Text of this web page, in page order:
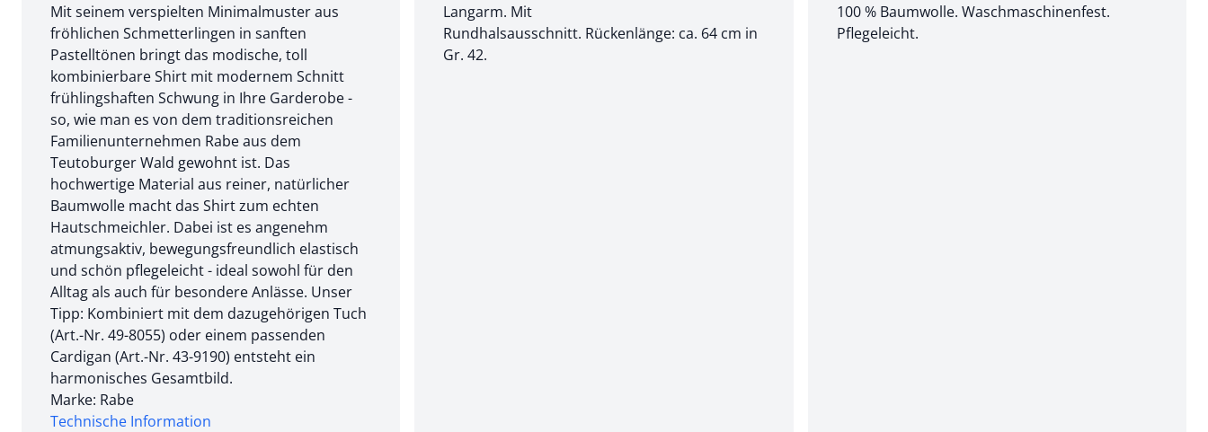
Mit seinem verspielten Minimalmuster aus
fröhlichen Schmetterlingen in sanften
Pastelltönen bringt das modische, toll
kombinierbare Shirt mit modernem Schnitt
frühlingshaften Schwung in Ihre Garderobe -
so, wie man es von dem traditionsreichen
Familienunternehmen Rabe aus dem
Teutoburger Wald gewohnt ist. Das
hochwertige Material aus reiner, natürlicher
Baumwolle macht das Shirt zum echten
Hautschmeichler. Dabei ist es angenehm
atmungsaktiv, bewegungsfreundlich elastisch
und schön pflegeleicht - ideal sowohl für den
Alltag als auch für besondere Anlässe. Unser
Tipp: Kombiniert mit dem dazugehörigen Tuch
(Art.-Nr. 49-8055) oder einem passenden
Cardigan (Art.-Nr. 43-9190) entsteht ein
harmonisches Gesamtbild.
Marke: Rabe
Technische Information
Langarm. Mit
Rundhalsausschnitt. Rückenlänge: ca. 64 cm in
Gr. 42.
100 % Baumwolle. Waschmaschinenfest.
Pflegeleicht.